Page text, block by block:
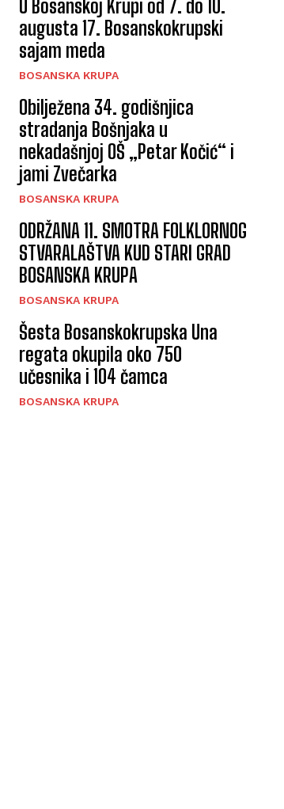
U Bosanskoj Krupi od 7. do 10.
augusta 17. Bosanskokrupski
sajam meda
BOSANSKA KRUPA
Obilježena 34. godišnjica
stradanja Bošnjaka u
nekadašnjoj OŠ „Petar Kočić“ i
jami Zvečarka
BOSANSKA KRUPA
ODRŽANA 11. SMOTRA FOLKLORNOG
STVARALAŠTVA KUD STARI GRAD
BOSANSKA KRUPA
BOSANSKA KRUPA
Šesta Bosanskokrupska Una
regata okupila oko 750
učesnika i 104 čamca
BOSANSKA KRUPA